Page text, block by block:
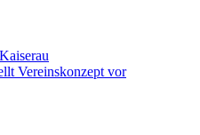
Vereinskonzept vor